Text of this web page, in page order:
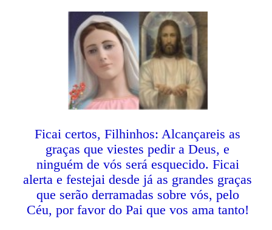
Ficai certos, Filhinhos: Alcançareis as
graças que viestes pedir a Deus, e
ninguém de vós será esquecido. Ficai
alerta e festejai desde já as grandes graças
que serão derramadas sobre vós, pelo
Céu, por favor do Pai que vos ama tanto!